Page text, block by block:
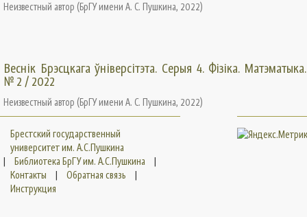
Неизвестный автор (БрГУ имени А. С. Пушкина, 2022)
Веснiк Брэсцкага ўнiверсiтэта. Серыя 4. Фізіка. Матэматыка.
№ 2 / 2022
Неизвестный автор (БрГУ имени А. С. Пушкина, 2022)
Брестский государственный
университет им. А.С.Пушкина
|
Библиотека БрГУ им. А.С.Пушкина
|
Контакты
| Обратная связь
|
Инструкция